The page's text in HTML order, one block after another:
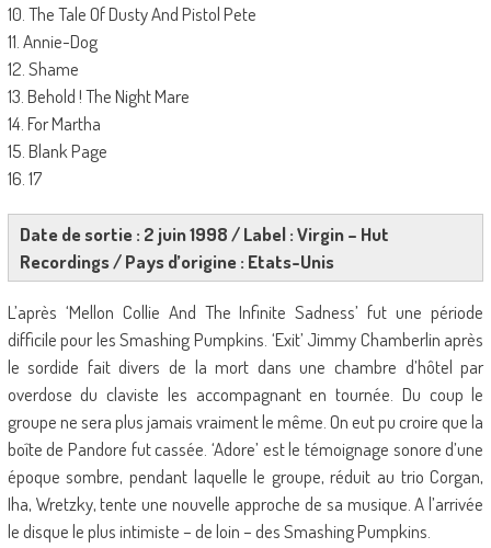
10. The Tale Of Dusty And Pistol Pete
11. Annie-Dog
12. Shame
13. Behold ! The Night Mare
14. For Martha
15. Blank Page
16. 17
Date de sortie : 2 juin 1998 / Label : Virgin – Hut
Recordings / Pays d’origine : Etats-Unis
L’après ‘Mellon Collie And The Infinite Sadness’ fut une période
difficile pour les Smashing Pumpkins. ‘Exit’ Jimmy Chamberlin après
le sordide fait divers de la mort dans une chambre d’hôtel par
overdose du claviste les accompagnant en tournée. Du coup le
groupe ne sera plus jamais vraiment le même. On eut pu croire que la
boîte de Pandore fut cassée. ‘Adore’ est le témoignage sonore d’une
époque sombre, pendant laquelle le groupe, réduit au trio Corgan,
Iha, Wretzky, tente une nouvelle approche de sa musique. A l’arrivée
le disque le plus intimiste – de loin – des Smashing Pumpkins.